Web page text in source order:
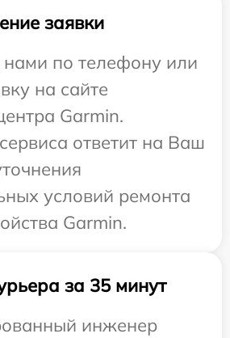
заявки
нами по телефону или
на сайте
Garmin.
ответит на Ваш
условий ремонта
Garmin.
за 35 минут
инженер